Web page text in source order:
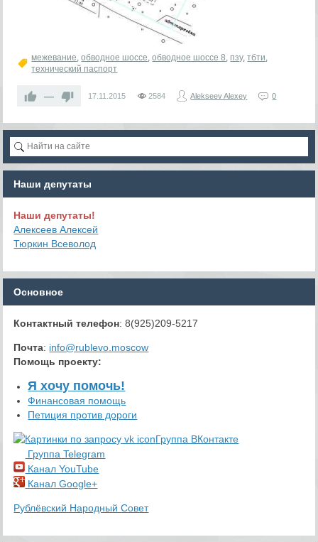
межевание,обводное шоссе,обводное шоссе 8, пзу,тбти,
технический паспорт
— 17.11.2015 2584 Alekseev Alexey 0
Наши депутаты
Наши депутаты!
Алексеев Алексей
Тюркин Всеволод
Основное
Контактный телефон: 8(925)209-5217
Почта: info@rublevo.moscow
Помощь проекту:
Я хочу помочь!
Финансовая помощь
Петиция против дороги
Группа ВКонтакте
Группа Telegram
Канал YouTube
Канал Google+
Рублёвский Народный Совет